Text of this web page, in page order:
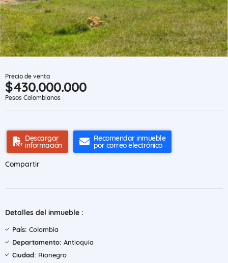
Precio de venta
$430.000.000
Pesos Colombianos
Descargar
información
Recomendar inmueble
por correo electrónico
Compartir
Detalles del inmueble :
País: Colombia
Departamento: Antioquia
Ciudad: Rionegro